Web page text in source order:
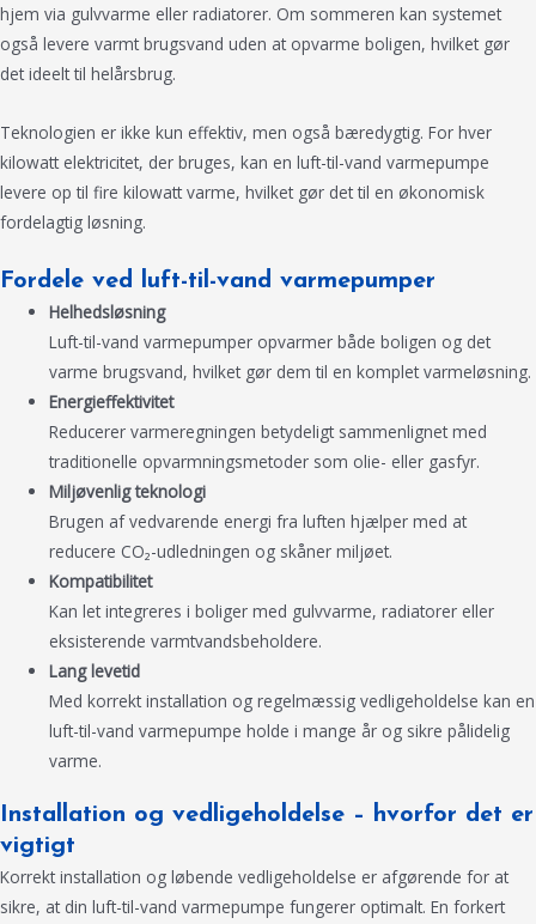
hjem via gulvvarme eller radiatorer. Om sommeren kan systemet
også levere varmt brugsvand uden at opvarme boligen, hvilket gør
det ideelt til helårsbrug.
Teknologien er ikke kun effektiv, men også bæredygtig. For hver
kilowatt elektricitet, der bruges, kan en luft-til-vand varmepumpe
levere op til fire kilowatt varme, hvilket gør det til en økonomisk
fordelagtig løsning.
Fordele ved luft-til-vand varmepumper
Helhedsløsning
Luft-til-vand varmepumper opvarmer både boligen og det
varme brugsvand, hvilket gør dem til en komplet varmeløsning.
Energieffektivitet
Reducerer varmeregningen betydeligt sammenlignet med
traditionelle opvarmningsmetoder som olie- eller gasfyr.
Miljøvenlig teknologi
Brugen af vedvarende energi fra luften hjælper med at
reducere CO₂-udledningen og skåner miljøet.
Kompatibilitet
Kan let integreres i boliger med gulvvarme, radiatorer eller
eksisterende varmtvandsbeholdere.
Lang levetid
Med korrekt installation og regelmæssig vedligeholdelse kan en
luft-til-vand varmepumpe holde i mange år og sikre pålidelig
varme.
Installation og vedligeholdelse – hvorfor det er
vigtigt
Korrekt installation og løbende vedligeholdelse er afgørende for at
sikre, at din luft-til-vand varmepumpe fungerer optimalt. En forkert